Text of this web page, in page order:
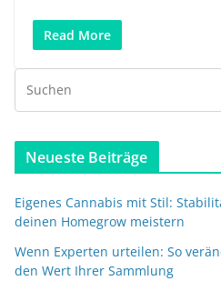
Read More
Neueste Beiträge
Eigenes Cannabis mit Stil:
deinen Homegrow meistern
Wenn Experten urteilen: So
den Wert Ihrer Sammlung